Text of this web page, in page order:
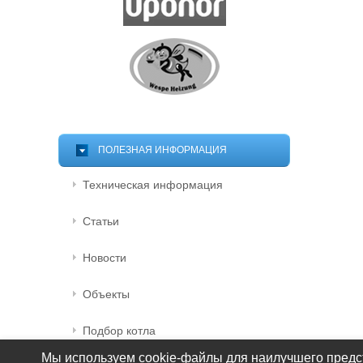
ПОЛЕЗНАЯ ИНФОРМАЦИЯ
Техническая информация
Статьи
Новости
Объекты
Подбор котла
Мы используем cookie-файлы для наилучшего